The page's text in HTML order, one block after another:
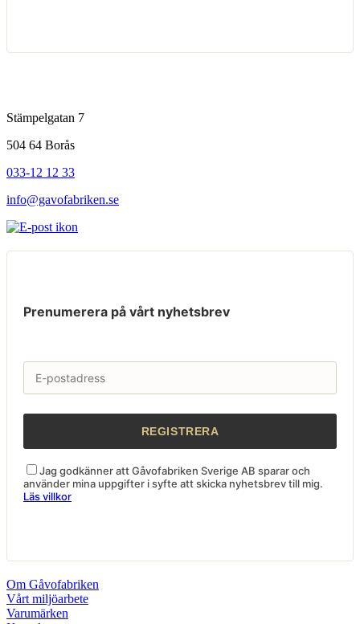
Stämpelgatan 7
504 64 Borås
033-12 12 33
info@gavofabriken.se
Prenumerera på vårt nyhetsbrev
Jag godkänner att Gåvofabriken Sverige AB sparar och
använder mina uppgifter i syfte att skicka nyhetsbrev till mig.
Läs villkor
Om Gåvofabriken
Vårt miljöarbete
Varumärken